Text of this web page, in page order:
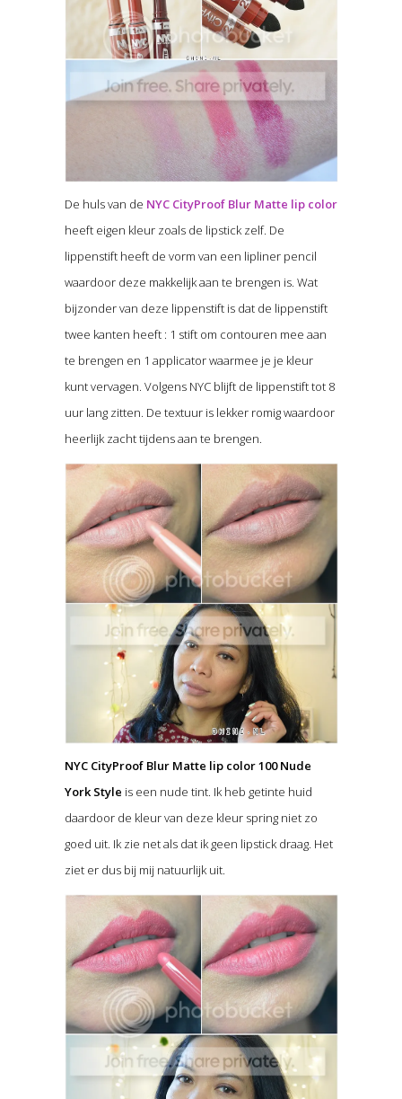
De huls van de NYC CityProof Blur Matte lip color
heeft eigen kleur zoals de lipstick zelf. De
lippenstift heeft de vorm van een lipliner pencil
waardoor deze makkelijk aan te brengen is. Wat
bijzonder van deze lippenstift is dat de lippenstift
twee kanten heeft : 1 stift om contouren mee aan
te brengen en 1 applicator waarmee je je kleur
kunt vervagen. Volgens NYC blijft de lippenstift tot 8
uur lang zitten. De textuur is lekker romig waardoor
heerlijk zacht tijdens aan te brengen.
NYC CityProof Blur Matte lip color 100 Nude
York Style is een nude tint. Ik heb getinte huid
daardoor de kleur van deze kleur spring niet zo
goed uit. Ik zie net als dat ik geen lipstick draag. Het
ziet er dus bij mij natuurlijk uit.